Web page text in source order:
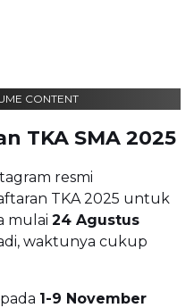
CONTENT
TKA SMA 2025
resmi
TKA 2025 untuk
mulai 24 Agustus
waktunya cukup
1-9 November